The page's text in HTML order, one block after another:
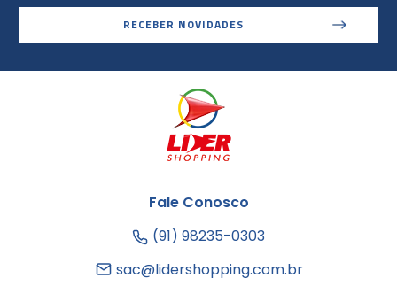
RECEBER NOVIDADES
Fale Conosco
(91) 98235-0303
sac@lidershopping.com.br